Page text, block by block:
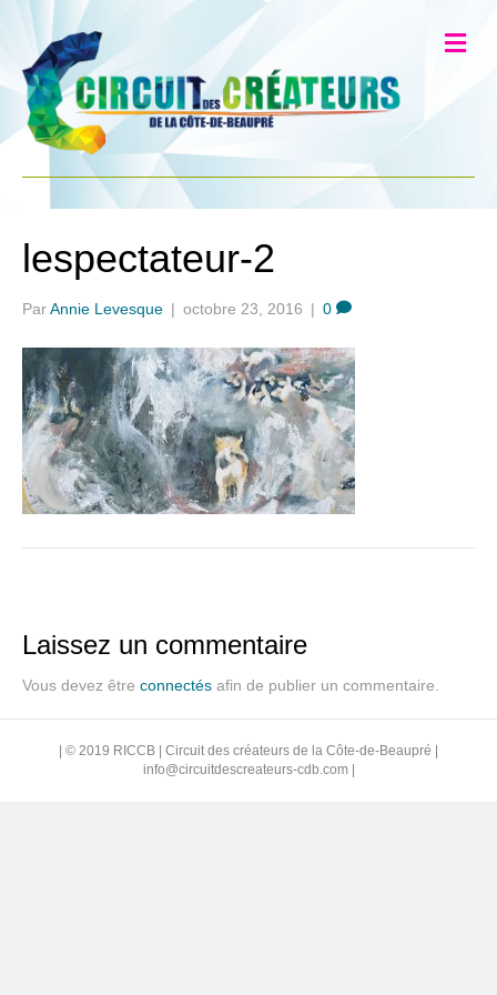
lespectateur-2
ParAnnie Levesque | octobre 23, 2016 | 0
Laissez un commentaire
Vous devez être connectés afin de publier un commentaire.
| © 2019 RICCB | Circuit des créateurs de la Côte-de-Beaupré |
info@circuitdescreateurs-cdb.com|